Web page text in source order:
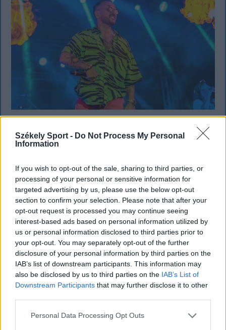
Székely Sport - Do Not Process My Personal
Information
If you wish to opt-out of the sale, sharing to third parties, or
processing of your personal or sensitive information for
targeted advertising by us, please use the below opt-out
section to confirm your selection. Please note that after your
opt-out request is processed you may continue seeing
interest-based ads based on personal information utilized by
us or personal information disclosed to third parties prior to
your opt-out. You may separately opt-out of the further
disclosure of your personal information by third parties on the
IAB’s list of downstream participants. This information may
also be disclosed by us to third parties on the IAB’s List of
Downstream Participants that may further disclose it to other
Personal Data Processing Opt Outs
Büntetőfeljelentést tett Majka ügyvédje
a romániai telefonszámról érkezett
fenyegetés miatt
Büntetőfeljelentést tett csütörtökön Majka
romániai jogi képviselője a sepsiszentgyörgyi Sic
Feszt fesztiválra tervezett koncert lemondását
kiváltó fenyegetés ügyében.